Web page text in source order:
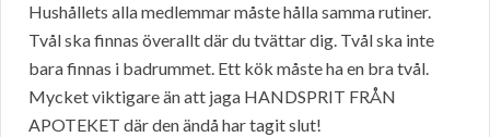
Hushållets alla medlemmar måste hålla samma rutiner.
Tvål ska finnas överallt där du tvättar dig. Tvål ska inte
bara finnas i badrummet. Ett kök måste ha en bra tvål.
Mycket viktigare än att jaga HANDSPRIT FRÅN
APOTEKET där den ändå har tagit slut!